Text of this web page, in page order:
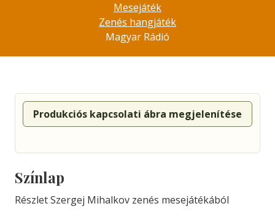
Mesejáték
Zenés hangjáték
Magyar Rádió
Produkciós kapcsolati ábra megjelenítése
Színlap
Részlet Szergej Mihalkov zenés mesejátékából